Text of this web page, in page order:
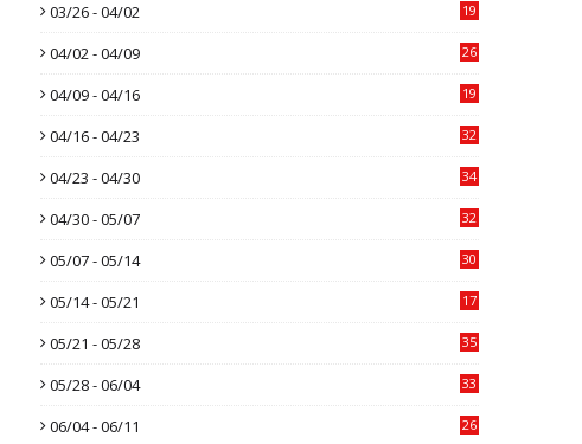
03/26 - 04/02 19
04/02 - 04/09 26
04/09 - 04/16 19
04/16 - 04/23 32
04/23 - 04/30 34
04/30 - 05/07 32
05/07 - 05/14 30
05/14 - 05/21 17
05/21 - 05/28 35
05/28 - 06/04 33
06/04 - 06/11 26